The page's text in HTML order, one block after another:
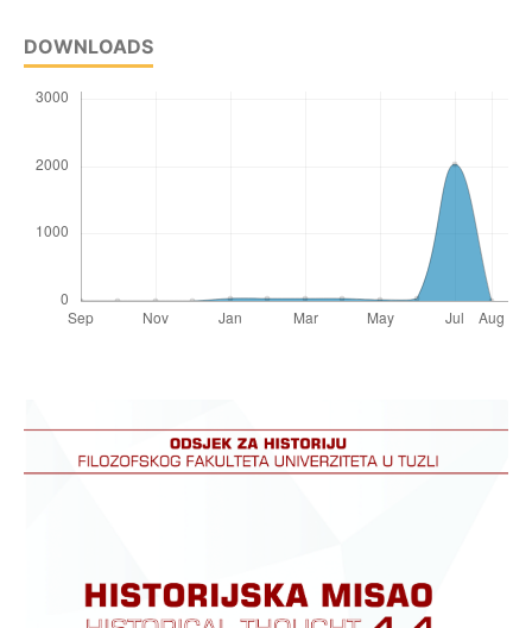
DOWNLOADS